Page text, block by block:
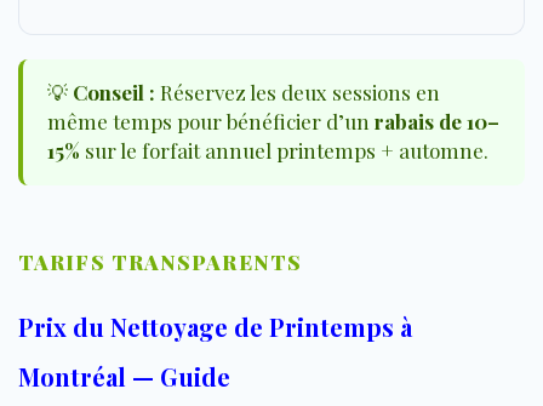
💡 Conseil : Réservez les deux sessions en
même temps pour bénéficier d’un rabais de 10–
15% sur le forfait annuel printemps + automne.
TARIFS TRANSPARENTS
Prix du Nettoyage de Printemps à
Montréal — Guide